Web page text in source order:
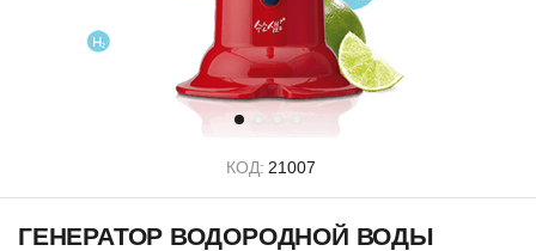
КОД: 21007
ГЕНЕРАТОР ВОДОРОДНОЙ ВОДЫ